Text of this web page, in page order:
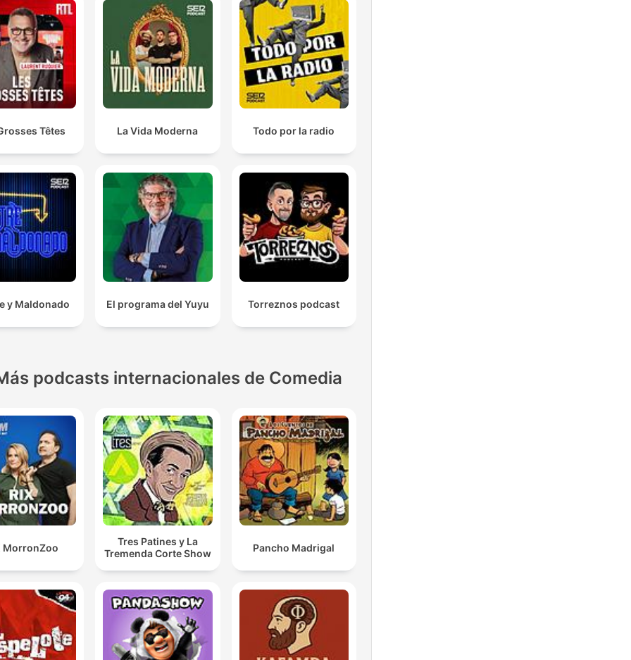
Têtes La Vida Moderna Todo por la radio
y Maldonado El programa del Yuyu Torreznos podcast
podcasts internacionales de Comedia
MorronZoo
Tres Patines y La
Tremenda Corte Show
Pancho Madrigal